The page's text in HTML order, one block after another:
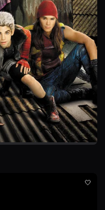
🤍